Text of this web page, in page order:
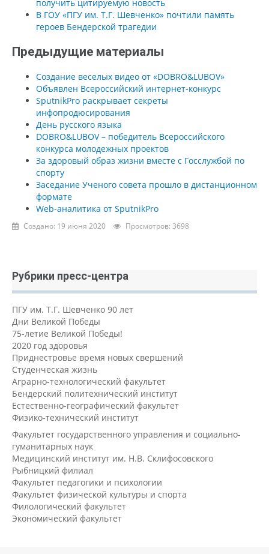
получить цитируемую новость
В ГОУ «ПГУ им. Т.Г. Шевченко» почтили память
героев Бендерской трагедии
Предыдущие материалы
Создание веселых видео от «DOBRO&LUBOV»
Объявлен Всероссийский интернет-конкурс
SputnikPro раскрывает секреты
инфопродюсирования
День русского языка
DOBRO&LUBOV – победитель Всероссийского
конкурса молодежных проектов
За здоровый образ жизни вместе с Госслужбой по
спорту
Заседание Ученого совета прошло в дистанционном
формате
Web-аналитика от SputnikPro
Создано: 19 июня 2020 Просмотров: 3698
Рубрики пресс-центра
ПГУ им. Т.Г. Шевченко 90 лет
Дни Великой Победы
75-летие Великой Победы!
2020 год здоровья
Приднестровье время новых свершений
Студенческая жизнь
Аграрно-технологический факультет
Бендерский политехнический институт
Естественно-географический факультет
Физико-технический институт
Факультет государственного управления и социально-
гуманитарных наук
Медицинский институт им. Н.В. Склифосовского
Рыбницкий филиал
Факультет педагогики и психологии
Факультет физической культуры и спорта
Филологический факультет
Экономический факультет